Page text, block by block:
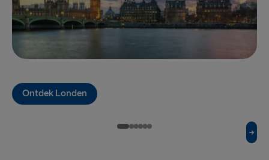
NAAR/VAN SCANDINAVIE
Gdynia → Karlskrona
Ontdek Londen